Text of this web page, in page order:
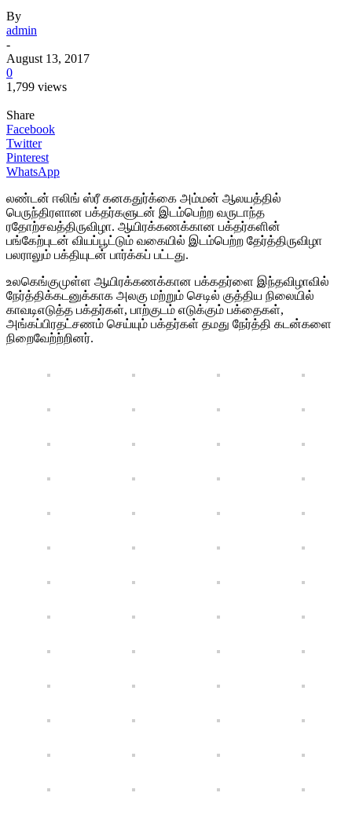
By
admin
-
August 13, 2017
0
1,799 views
Share
Facebook
Twitter
Pinterest
WhatsApp
லண்டன் ஈலிங் ஸ்ரீ கனகதுர்க்கை அம்மன் ஆலயத்தில்
பெருந்திரளான பக்தர்களுடன் இடம்பெற்ற வருடாந்த
ரதோற்சவத்திருவிழா. ஆயிரக்கணக்கான பக்தர்களின்
பங்கேற்புடன் வியப்பூட்டும் வகையில் இடம்பெற்ற தேர்த்திருவிழா
பலராலும் பக்தியுடன் பார்க்கப் பட்டது.
உலகெங்குமுள்ள ஆயிரக்கணக்கான பக்கதர்ளை இந்தவிழாவில்
நேர்த்திக்கடனுக்காக அலகு மற்றும் செடில் குத்திய நிலையில்
காவடிஎடுத்த பக்தர்கள், பாற்குடம் எடுக்கும் பக்தைகள்,
அங்கப்பிரதட்சணம் செய்யும் பக்தர்கள் தமது நேர்த்தி கடன்களை
நிறைவேற்ற்றினர்.